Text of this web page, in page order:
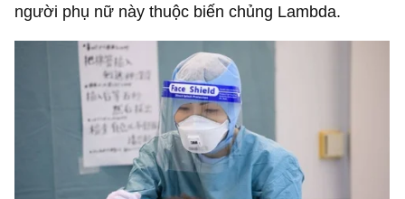
người phụ nữ này thuộc biến chủng Lambda.